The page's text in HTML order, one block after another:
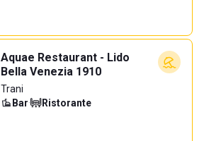
Aquae Restaurant - Lido
Bella Venezia 1910
Trani
Bar· Ristorante